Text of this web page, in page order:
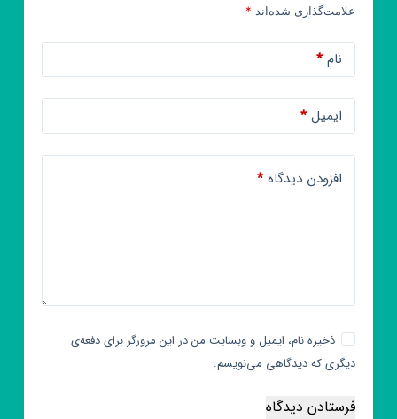
علامت‌گذاری شده‌اند *
نام*
ایمیل*
افزودن دیدگاه*
ذخیره نام، ایمیل و وبسایت من در این مرورگر برای دفعه‌ی
دیگری که دیدگاهی می‌نویسم.
فرستادن دیدگاه